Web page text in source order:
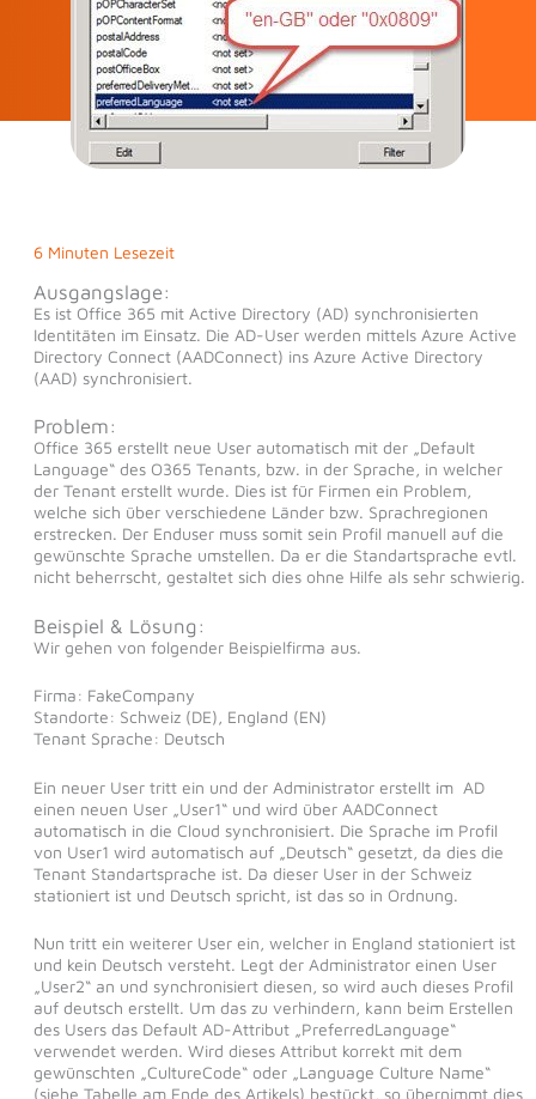
6 Minuten Lesezeit
Ausgangslage:
Es ist Office 365 mit Active Directory (AD) synchronisierten
Identitäten im Einsatz. Die AD-User werden mittels Azure Active
Directory Connect (AADConnect) ins Azure Active Directory
(AAD) synchronisiert.
Problem:
Office 365 erstellt neue User automatisch mit der „Default
Language“ des O365 Tenants, bzw. in der Sprache, in welcher
der Tenant erstellt wurde. Dies ist für Firmen ein Problem,
welche sich über verschiedene Länder bzw. Sprachregionen
erstrecken. Der Enduser muss somit sein Profil manuell auf die
gewünschte Sprache umstellen. Da er die Standartsprache evtl.
nicht beherrscht, gestaltet sich dies ohne Hilfe als sehr schwierig.
Beispiel & Lösung:
Wir gehen von folgender Beispielfirma aus.
Firma: FakeCompany
Standorte: Schweiz (DE), England (EN)
Tenant Sprache: Deutsch
Ein neuer User tritt ein und der Administrator erstellt im AD
einen neuen User „User1“ und wird über AADConnect
automatisch in die Cloud synchronisiert. Die Sprache im Profil
von User1 wird automatisch auf „Deutsch“ gesetzt, da dies die
Tenant Standartsprache ist. Da dieser User in der Schweiz
stationiert ist und Deutsch spricht, ist das so in Ordnung.
Nun tritt ein weiterer User ein, welcher in England stationiert ist
und kein Deutsch versteht. Legt der Administrator einen User
„User2“ an und synchronisiert diesen, so wird auch dieses Profil
auf deutsch erstellt. Um das zu verhindern, kann beim Erstellen
des Users das Default AD-Attribut „PreferredLanguage“
verwendet werden. Wird dieses Attribut korrekt mit dem
gewünschten „CultureCode“ oder „Language Culture Name“
(siehe Tabelle am Ende des Artikels) bestückt, so übernimmt dies